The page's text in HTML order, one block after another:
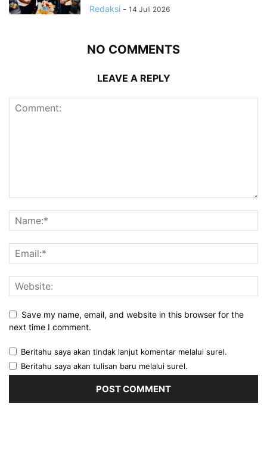
Redaksi - 14 Juli 2026
NO COMMENTS
LEAVE A REPLY
Save my name, email, and website in this browser for the
next time I comment.
Beritahu saya akan tindak lanjut komentar melalui surel.
Beritahu saya akan tulisan baru melalui surel.